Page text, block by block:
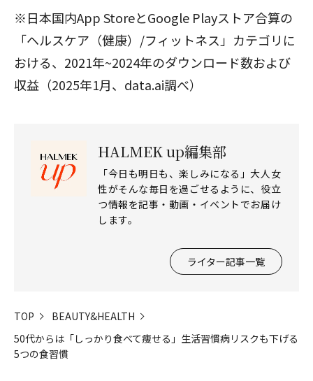
※日本国内App StoreとGoogle Playストア合算の
「ヘルスケア（健康）/フィットネス」カテゴリに
おける、2021年~2024年のダウンロード数および
収益（2025年1月、data.ai調べ）
HALMEK up編集部
「今日も明日も、楽しみになる」大人女
性がそんな毎日を過ごせるように、役立
つ情報を記事・動画・イベントでお届け
します。
ライター記事一覧
TOP
BEAUTY&HEALTH
50代からは「しっかり食べて痩せる」生活習慣病リスクも下げる
5つの食習慣